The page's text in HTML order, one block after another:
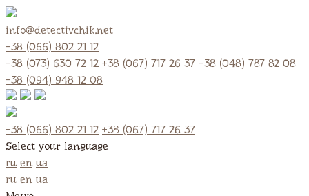
info@detectivchik.net
+38 (066) 802 21 12
+38 (073) 630 72 12 +38 (067) 717 26 37 +38 (048) 787 82 08
+38 (094) 948 12 08
+38 (066) 802 21 12 +38 (067) 717 26 37
Select your language
ru en ua
ru en ua